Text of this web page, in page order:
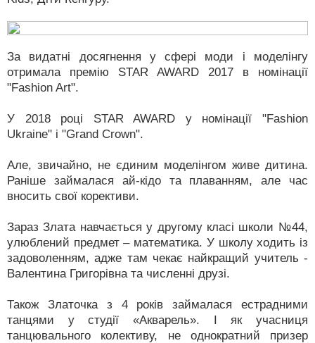
За видатні досягнення у сфері моди і моделінгу
отримала премію STAR AWARD 2017 в номінації
"Fashion Art".
У 2018 році STAR AWARD у номінації "Fashion
Ukraine" і "Grand Crown".
Але, звичайно, не єдиним моделінгом живе дитина.
Раніше займалася ай-кідо та плаванням, але час
вносить свої корективи.
Зараз Злата навчається у другому класі школи №44,
улюблений предмет – математика. У школу ходить із
задоволенням, адже там чекає найкращий учитель -
Валентина Григорівна та численні друзі.
Також Златочка з 4 років займалася естрадними
танцями у студії «Акварель». І як учасниця
танцювального колективу, не однократний призер